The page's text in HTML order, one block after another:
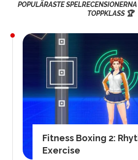
POPULÄRASTE
TOPPKLASS 🏆
Fitness Boxing 2:
Exercise